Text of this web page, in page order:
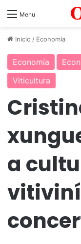
Menu
Inicio / Economía
Economía
Viticultura
a